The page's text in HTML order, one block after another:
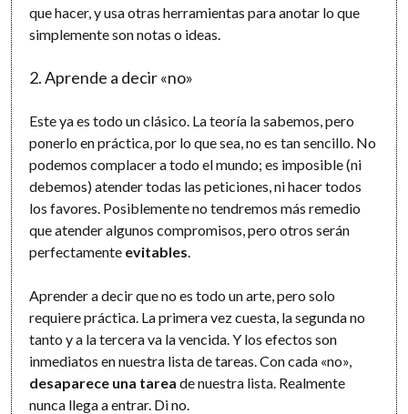
que hacer, y usa otras herramientas para anotar lo que
simplemente son notas o ideas.
2. Aprende a decir «no»
Este ya es todo un clásico. La teoría la sabemos, pero
ponerlo en práctica, por lo que sea, no es tan sencillo. No
podemos complacer a todo el mundo; es imposible (ni
debemos) atender todas las peticiones, ni hacer todos
los favores. Posiblemente no tendremos más remedio
que atender algunos compromisos, pero otros serán
perfectamente evitables
Aprender a decir que no es todo un arte, pero solo
requiere práctica. La primera vez cuesta, la segunda no
tanto y a la tercera va la vencida. Y los efectos son
inmediatos en nuestra lista de tareas. Con cada «no»,
desaparece una tarea de nuestra lista. Realmente
nunca llega a entrar. Di no.